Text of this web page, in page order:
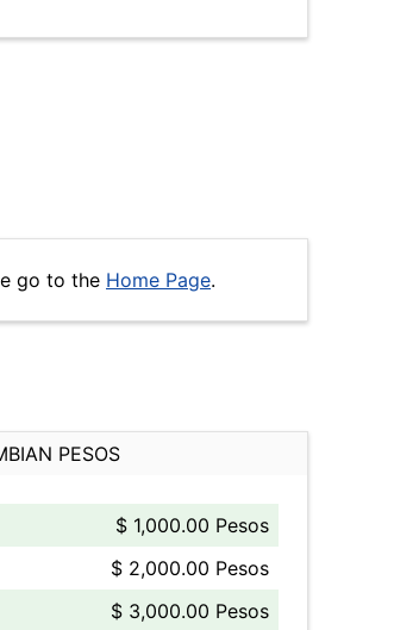
go to the Home Page.
PESOS
$ 1,000.00 Pesos
$ 2,000.00 Pesos
$ 3,000.00 Pesos